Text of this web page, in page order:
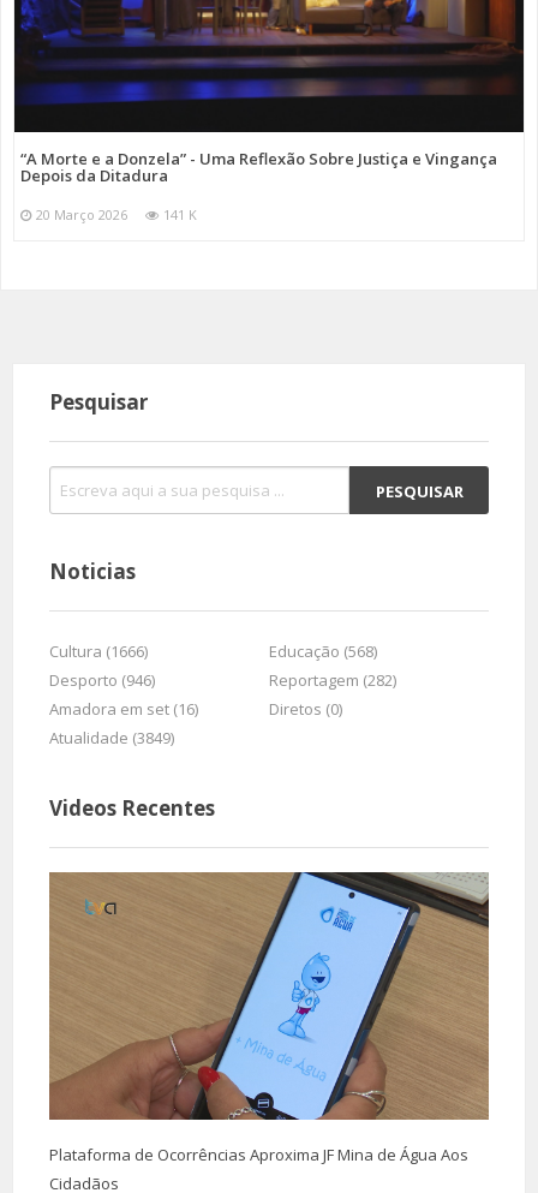
“A Morte e a Donzela” - Uma Reflexão Sobre Justiça e Vingança
Depois da Ditadura
20 Março 2026 141 K
Pesquisar
Noticias
Cultura (1666)
Educação (568)
Desporto (946)
Reportagem (282)
Amadora em set (16)
Diretos (0)
Atualidade (3849)
Videos Recentes
Plataforma de Ocorrências Aproxima JF Mina de Água Aos
Cidadãos